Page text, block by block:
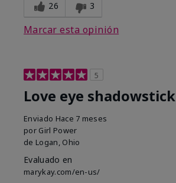
26 3
Marcar esta opinión
5
Love eye shadowstick
Enviado Hace 7 meses
por Girl Power
de Logan, Ohio
Evaluado en
marykay.com/en-us/